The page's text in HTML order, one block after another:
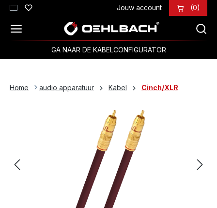
Ga naar de hoofdinhoud Jouw account (0)
GA NAAR DE KABELCONFIGURATOR
Home audio apparatuur Kabel Cinch/XLR